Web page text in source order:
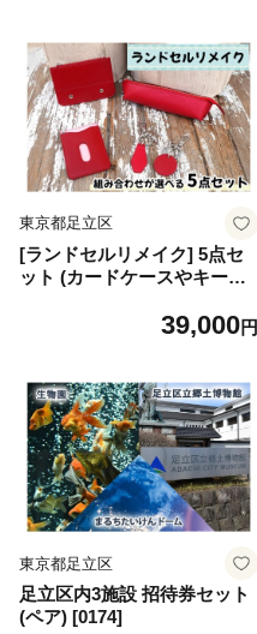
東京都足立区
[ランドセルリメイク] 5点セ
ット (カードケースやキーホ
ンドセル 思い出 6年生 卒業
39,000円
東京都足立区
足立区内3施設 招待券セット
(ペア) [0174]